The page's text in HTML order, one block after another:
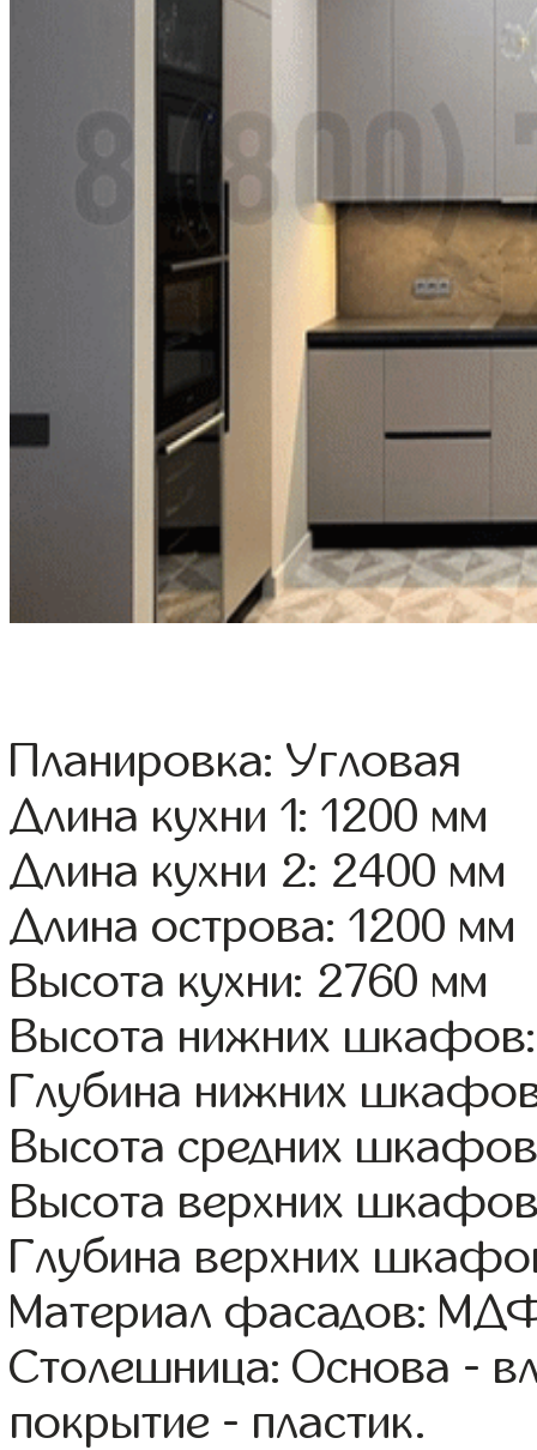
Планировка: Угловая
Длина кухни 1: 1200 мм
Длина кухни 2: 2400 мм
Длина острова: 1200 мм
Высота кухни: 2760 мм
Высота нижних
Глубина нижних
Высота средних
Высота верхних
Глубина верхних
Материал фасадов:
Столешница: Основа -
покрытие - пластик.